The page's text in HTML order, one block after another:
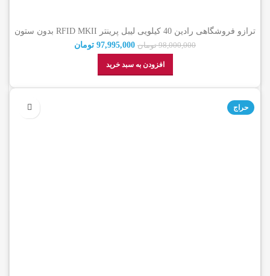
ترازو فروشگاهی رادین 40 کیلویی لیبل پرینتر RFID MKII بدون ستون
(گارانتی اصالت کالا)98,000,000 تومان 97,995,000 تومان
افزودن به سبد خرید
حراج